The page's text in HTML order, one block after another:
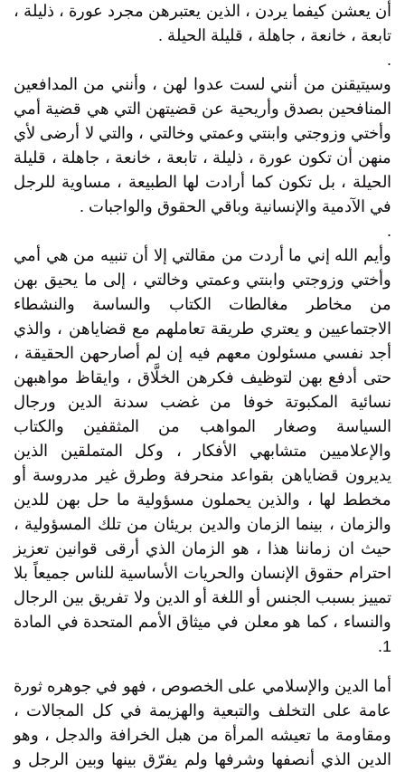
أن يعشن كيفما يردن ، الذين يعتبرهن مجرد عورة ، ذليلة ،
تابعة ، خانعة ، جاهلة ، قليلة الحيلة .
.
وسيتيقنن من أنني لست عدوا لهن ، وأنني من المدافعين
المنافحين بصدق وأريحية عن قضيتهن التي هي قضية أمي
وأختي وزوجتي وابنتي وعمتي وخالتي ، والتي لا أرضى لأي
منهن أن تكون عورة ، ذليلة ، تابعة ، خانعة ، جاهلة ، قليلة
الحيلة ، بل تكون كما أرادت لها الطبيعة ، مساوية للرجل
في الآدمية والإنسانية وباقي الحقوق والواجبات .
.
وأيم الله إني ما أردت من مقالتي إلا أن تنبيه من هي أمي
وأختي وزوجتي وابنتي وعمتي وخالتي ، إلى ما يحيق بهن
من مخاطر مغالطات الكتاب والساسة والنشطاء
الاجتماعيين و يعتري طريقة تعاملهم مع قضاياهن ، والذي
أجد نفسي مسئولون معهم فيه إن لم أصارحهن الحقيقة ،
حتى أدفع بهن لتوظيف فكرهن الخلَّاق ، وايقاظ مواهبهن
نسائية المكبوتة خوفا من غضب سدنة الدين ورجال
السياسة وصغار المواهب من المثقفين والكتاب
والإعلاميين متشابهي الأفكار ، وكل المتملقين الذين
يديرون قضاياهن بقواعد منحرفة وطرق غير مدروسة أو
مخطط لها ، والذين يحملون مسؤولية ما حل بهن للدين
والزمان ، بينما الزمان والدين بريئان من تلك المسؤولية ،
حيث ان زماننا هذا ، هو الزمان الذي أرقى قوانين تعزيز
احترام حقوق الإنسان والحريات الأساسية للناس جميعاً بلا
تمييز بسبب الجنس أو اللغة أو الدين ولا تفريق بين الرجال
والنساء ، كما هو معلن في ميثاق الأمم المتحدة في المادة
1.
أما الدين والإسلامي على الخصوص ، فهو في جوهره ثورة
عامة على التخلف والتبعية والهزيمة في كل المجالات ،
ومقاومة ما تعيشه المرأة من هبل الخرافة والدجل ، وهو
الدين الذي أنصفها وشرفها ولم يفرّق بينها وبين الرجل و